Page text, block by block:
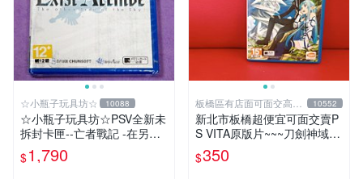
☆小瓶子玩具坊☆ 10088
☆小瓶子玩具坊☆PSV全新未
拆封卡匣--亡者戰記 -在另一
側的天空下- (日版)
$1,790
板橋區有店面可面交高價
回收電玩
10552
新北市板橋超便宜可面交賣P
S VITA原版片~~~刀劍神域 L
ost Song 中文版~~~便宜賣
$350